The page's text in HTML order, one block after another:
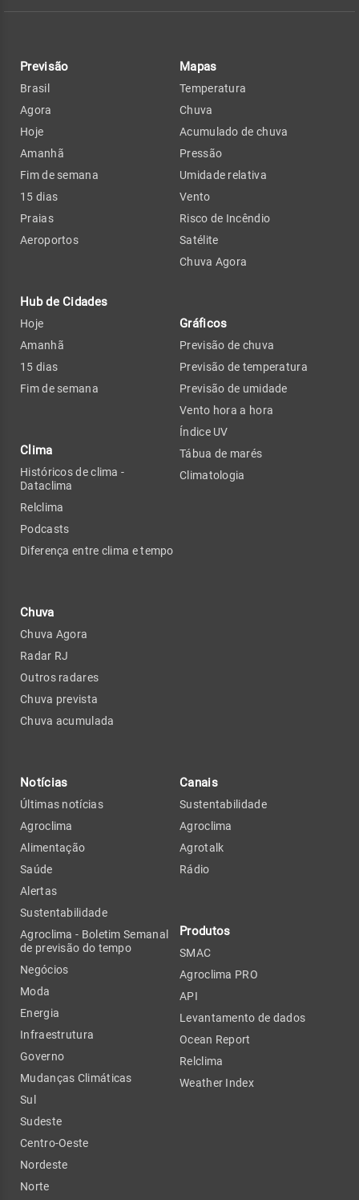
Previsão
Brasil
Agora
Hoje
Amanhã
Fim de semana
15 dias
Praias
Aeroportos
Hub de Cidades
Hoje
Amanhã
15 dias
Fim de semana
Clima
Históricos de clima -
Dataclima
Relclima
Podcasts
Diferença entre clima e tempo
Chuva
Chuva Agora
Radar RJ
Outros radares
Chuva prevista
Chuva acumulada
Mapas
Temperatura
Chuva
Acumulado de chuva
Pressão
Umidade relativa
Vento
Risco de Incêndio
Satélite
Chuva Agora
Gráficos
Previsão de chuva
Previsão de temperatura
Previsão de umidade
Vento hora a hora
Índice UV
Tábua de marés
Climatologia
Notícias
Últimas notícias
Agroclima
Alimentação
Saúde
Alertas
Sustentabilidade
Agroclima - Boletim Semanal
de previsão do tempo
Negócios
Moda
Energia
Infraestrutura
Governo
Mudanças Climáticas
Sul
Sudeste
Centro-Oeste
Nordeste
Norte
Canais
Sustentabilidade
Agroclima
Agrotalk
Rádio
Produtos
SMAC
Agroclima PRO
API
Levantamento de dados
Ocean Report
Relclima
Weather Index